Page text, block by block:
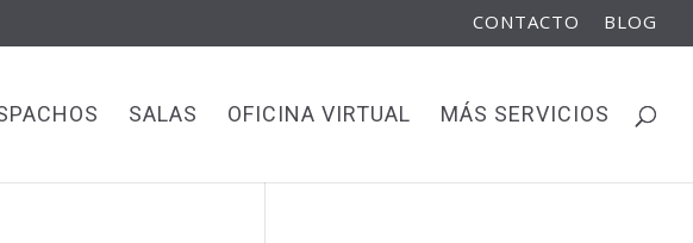
CONTACTO BLOG
SALAS OFICINA VIRTUAL MÁS SERVICIOS